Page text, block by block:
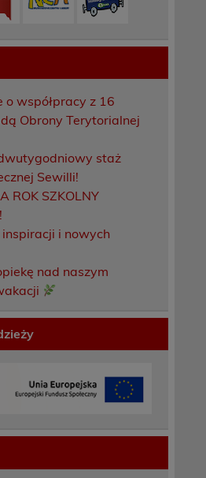
o współpracy z 16
Obrony Terytorialnej
staż
Sewilli!
ROK SZKOLNY
inspiracji i nowych
nad naszym